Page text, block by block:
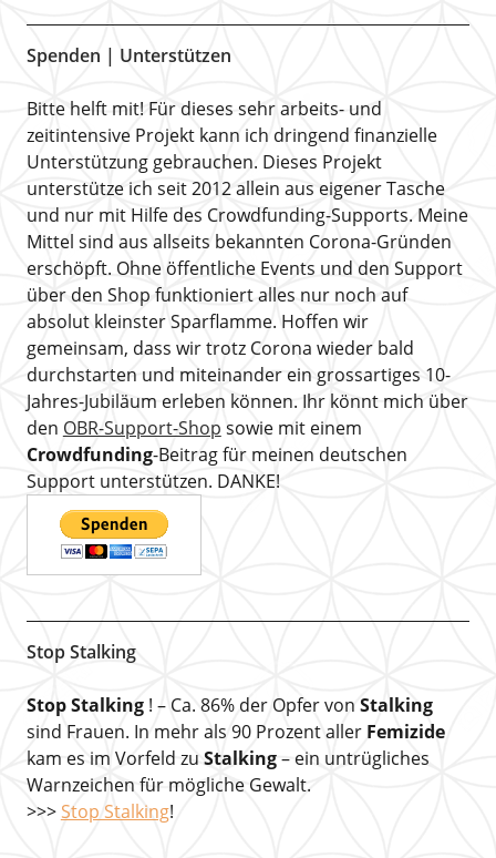
Spenden | Unterstützen
Bitte helft mit! Für dieses sehr arbeits- und
zeitintensive Projekt kann ich dringend finanzielle
Unterstützung gebrauchen. Dieses Projekt
unterstütze ich seit 2012 allein aus eigener Tasche
und nur mit Hilfe des Crowdfunding-Supports. Meine
Mittel sind aus allseits bekannten Corona-Gründen
erschöpft. Ohne öffentliche Events und den Support
über den Shop funktioniert alles nur noch auf
absolut kleinster Sparflamme. Hoffen wir
gemeinsam, dass wir trotz Corona wieder bald
durchstarten und miteinander ein grossartiges 10-
Jahres-Jubiläum erleben können. Ihr könnt mich über
den OBR-Support-Shop sowie mit einem
Crowdfunding-Beitrag für meinen deutschen
Support unterstützen. DANKE!
Stop Stalking
Stop Stalking! – Ca. 86% der Opfer von Stalking
sind Frauen. In mehr als 90 Prozent aller Femizide
kam es im Vorfeld zu Stalking– ein untrügliches
Warnzeichen für mögliche Gewalt.
>>> Stop Stalking!